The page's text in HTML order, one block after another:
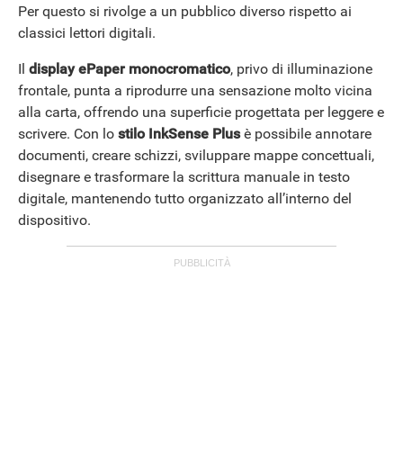
OFFERTE
Per questo si rivolge a un pubblico diverso rispetto ai
classici lettori digitali.
Il display ePaper monocromatico, privo di illuminazione
frontale, punta a riprodurre una sensazione molto vicina
alla carta, offrendo una superficie progettata per leggere e
scrivere. Con lo stilo InkSense Plusè possibile annotare
documenti, creare schizzi, sviluppare mappe concettuali,
disegnare e trasformare la scrittura manuale in testo
digitale, mantenendo tutto organizzato all’interno del
dispositivo.